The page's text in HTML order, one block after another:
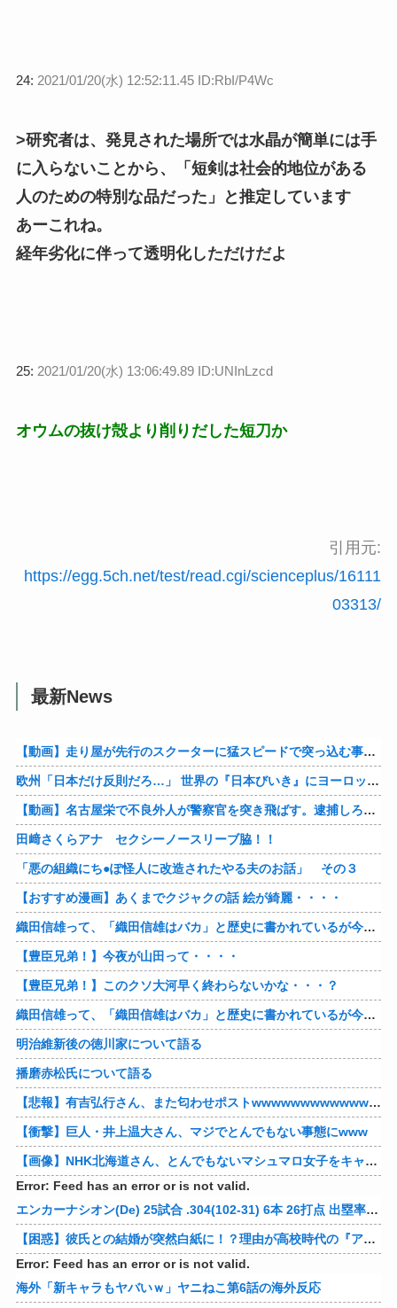
24: 2021/01/20(水) 12:52:11.45 ID:RbI/P4Wc
>研究者は、発見された場所では水晶が簡単には手
に入らないことから、「短剣は社会的地位がある
人のための特別な品だった」と推定しています
あーこれね。
経年劣化に伴って透明化しただけだよ
25: 2021/01/20(水) 13:06:49.89 ID:UNInLzcd
オウムの抜け殻より削りだした短刀か
引用元:
https://egg.5ch.net/test/read.cgi/scienceplus/16111
03313/
最新News
【動画】走り屋が先行のスクーターに猛スピードで突っ込む事故。
欧州「日本だけ反則だろ…」 世界の『日本びいき』にヨーロッパ全土から不満の声
【動画】名古屋栄で不良外人が警察官を突き飛ばす。逮捕しろやｗｗｗ
田﨑さくらアナ セクシーノースリーブ脇！！
「悪の組織にち●ぽ怪人に改造されたやる夫のお話」 その３
【おすすめ漫画】あくまでクジャクの話 絵が綺麗・・・・
織田信雄って、「織田信雄はバカ」と歴史に書かれているが今まで家が残っているんでバカではないよな？
【豊臣兄弟！】今夜が山田って・・・・
【豊臣兄弟！】このクソ大河早く終わらないかな・・・？
織田信雄って、「織田信雄はバカ」と歴史に書かれているが今まで家が残っているんでバカではないよな？
明治維新後の徳川家について語る
播磨赤松氏について語る
【悲報】有吉弘行さん、また匂わせポストwwwwwwwwwwwwwwww
【衝撃】巨人・井上温大さん、マジでとんでもない事態にwww
【画像】NHK北海道さん、とんでもないマシュマロ女子をキャスターに起用してしまうwwwwwwww
Error: Feed has an error or is not valid.
エンカーナシオン(De) 25試合 .304(102-31) 6本 26打点 出塁率.311 OPS.831 wRC+137 WAR+0.7
【困惑】彼氏との結婚が突然白紙に！？理由が高校時代の『アレ』だったｗｗｗｗ 他
Error: Feed has an error or is not valid.
海外「新キャラもヤバいｗ」ヤニねこ第6話の海外反応